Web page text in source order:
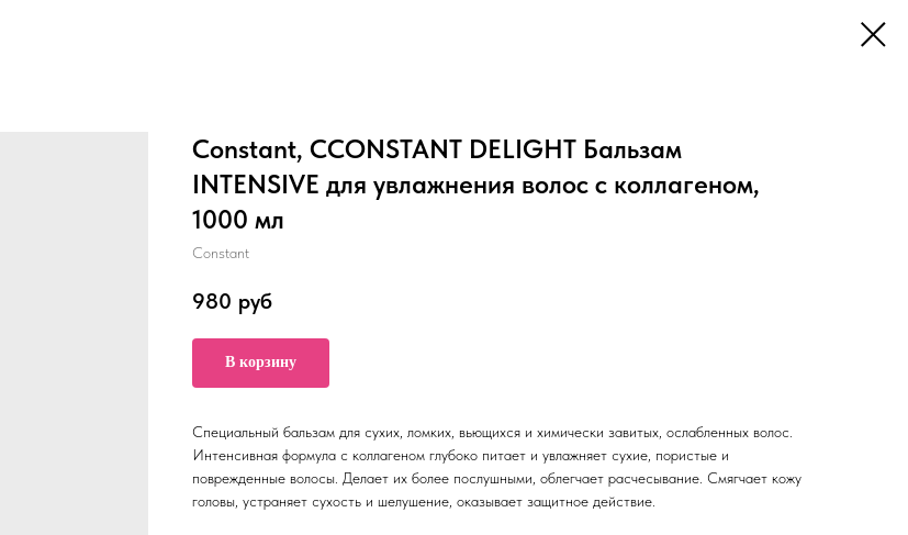
Constant, CCONSTANT DELIGHT Бальзам
INTENSIVE для увлажнения волос с коллагеном,
1000 мл
Constant
980 руб
В корзину
Специальный бальзам для сухих, ломких, вьющихся и химически завитых, ослабленных волос.
Интенсивная формула с коллагеном глубоко питает и увлажняет сухие, пористые и
поврежденные волосы. Делает их более послушными, облегчает расчесывание. Смягчает кожу
головы, устраняет сухость и шелушение, оказывает защитное действие.